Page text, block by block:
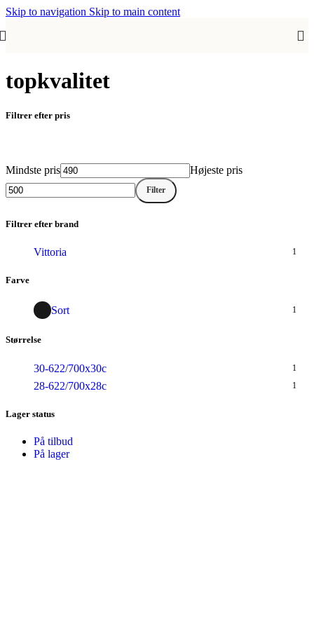
Skip to navigation Skip to main content
topkvalitet
Filtrer efter pris
Mindste pris Højeste pris
Filter
Filtrer efter brand
Vittoria 1
Farve
Sort 1
Størrelse
30-622/700x30c 1
28-622/700x28c 1
Lager status
På tilbud
På lager